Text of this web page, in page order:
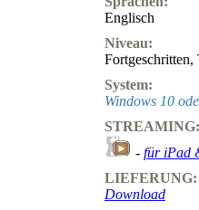
Englisch
Niveau:
Fortgeschritten,
System:
Windows 10
STREAMING:
- für iPad
LIEFERUNG:
Download